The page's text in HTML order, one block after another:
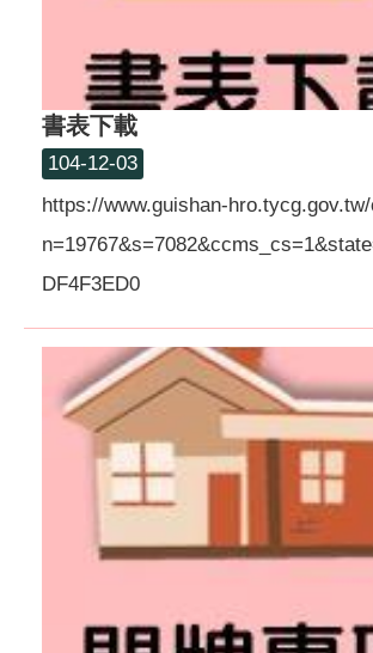
書表下載
104-12-03
https://www.guishan-
DF4F3ED0